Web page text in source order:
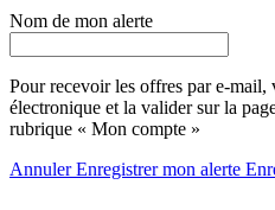
Nom de mon alerte
Pour recevoir les offres par e-mail,
électronique et la valider sur la
rubrique « Mon compte »
AnnulerEnregistrer mon alerte